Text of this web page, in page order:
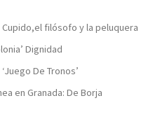
Cupido,el filósofo y la peluquera
Dignidad
De Tronos’
en Granada: De Borja